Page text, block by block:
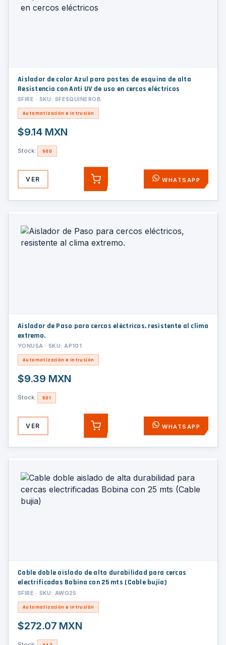
Aislador de color Azul para postes de esquina de alta
Resistencia con Anti UV de uso en cercos eléctricos
SFIRE · SKU: SFESQUINEROB
Automatización e Intrusión
$9.14 MXN
Stock: 500
VER AGREGAR WHATSAPP
Aislador de Paso para cercos eléctricos, resistente al clima
extremo.
YONUSA · SKU: AP101
Automatización e Intrusión
$9.39 MXN
Stock: 501
VER AGREGAR WHATSAPP
Cable doble aislado de alta durabilidad para cercas
electrificadas Bobina con 25 mts (Cable bujia)
SFIRE · SKU: AWG25
Automatización e Intrusión
$272.07 MXN